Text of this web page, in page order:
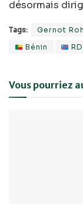
désormais
Tags: Gernot
Bénin
Vous pourriez